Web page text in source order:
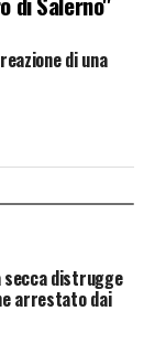
di una
secca distrugge
arrestato dai